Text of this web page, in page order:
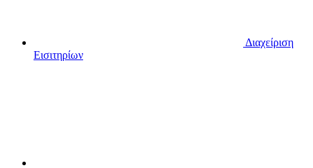
Διαχείριση
Εισιτηρίων